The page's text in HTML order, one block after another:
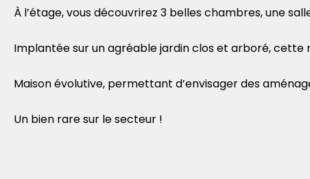
À l’étage, vous découvrirez 3 belles chambres, une
Implantée sur un agréable jardin clos et arboré, cette
Maison évolutive, permettant d’envisager des
Un bien rare sur le secteur !